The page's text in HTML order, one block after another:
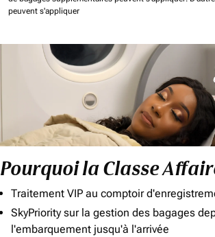
peuvent s'appliquer
Pourquoi la Classe
Traitement VIP au comptoir
SkyPriority sur la gestion des bagages
l'embarquement jusqu'à l'arrivée